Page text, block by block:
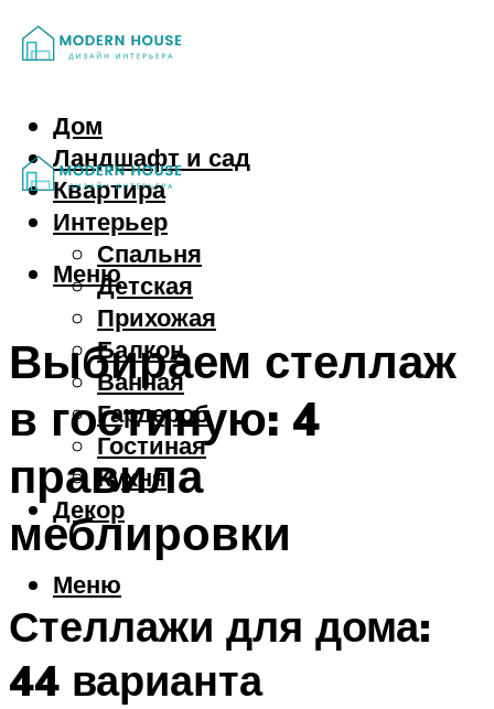
Дом
Ландшафт и сад
Квартира
Интерьер
Спальня
Детская
Прихожая
Балкон
Ванная
Гардероб
Гостиная
Кухня
Декор
Меню
Меню
Выбираем стеллаж
в гостиную: 4
правила
меблировки
Стеллажи для дома:
44 варианта